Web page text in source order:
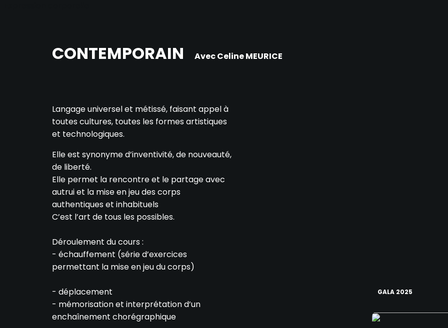
CONTEMPORAIN Avec Celine MEURICE
Langage universel et métissé, faisant appel à
toutes cultures, toutes les formes artistiques
et technologiques.
Elle est synonyme d’inventivité, de nouveauté,
de liberté.
Elle permet la rencontre et le partage avec
autrui et la mise en jeu des corps
authentiques et inhabituels
C’est l’art de tous les possibles.
Déroulement du cours :
- échauffement (série d’exercices
permettant la mise en jeu du corps)
- déplacement
- mémorisation et interprétation d’un
enchaînement chorégraphique
GALA 2025